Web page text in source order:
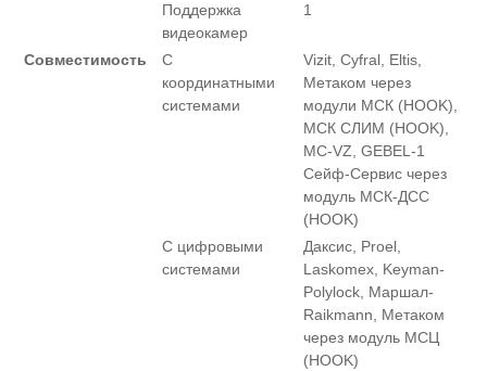
Поддержка
видеокамер
1
Совместимость
С
координатными
системами
Vizit, Cyfral, Eltis,
Метаком через
модули МСК (HOOK),
МСК СЛИМ (HOOK),
MC-VZ, GEBEL-1
Сейф-Сервис через
модуль МСК-ДСС
(HOOK)
С цифровыми
системами
Даксис, Proel,
Laskomex, Keyman-
Polylock, Маршал-
Raikmann, Метаком
через модуль МСЦ
(HOOK)